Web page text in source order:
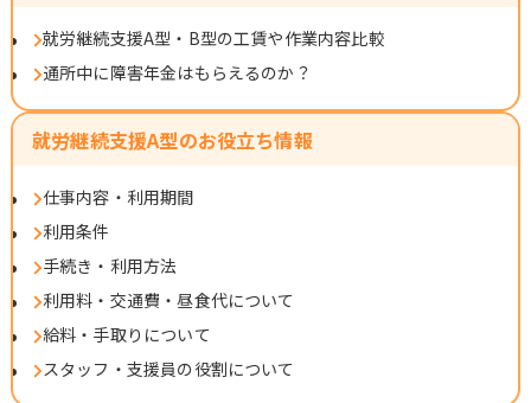
就労継続支援A型・B型の工賃や作業内容比較
通所中に障害年金はもらえるのか？
就労継続支援A型のお役立ち情報
仕事内容・利用期間
利用条件
手続き・利用方法
利用料・交通費・昼食代について
給料・手取りについて
スタッフ・支援員の役割について